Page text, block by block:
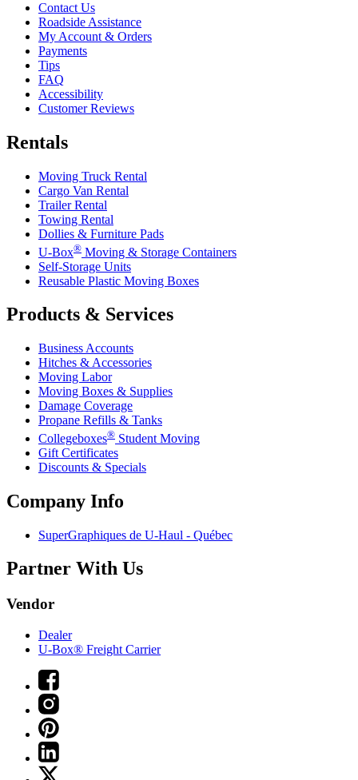
Contact Us
Roadside Assistance
My Account & Orders
Payments
Tips
FAQ
Accessibility
Customer Reviews
Rentals
Moving Truck Rental
Cargo Van Rental
Trailer Rental
Towing Rental
Dollies & Furniture Pads
U-Box® Moving & Storage Containers
Self-Storage Units
Reusable Plastic Moving Boxes
Products & Services
Business Accounts
Hitches & Accessories
Moving Labor
Moving Boxes & Supplies
Damage Coverage
Propane Refills & Tanks
Collegeboxes® Student Moving
Gift Certificates
Discounts & Specials
Company Info
SuperGraphiques de U-Haul - Québec
Partner With Us
Vendor
Dealer
U-Box® Freight Carrier